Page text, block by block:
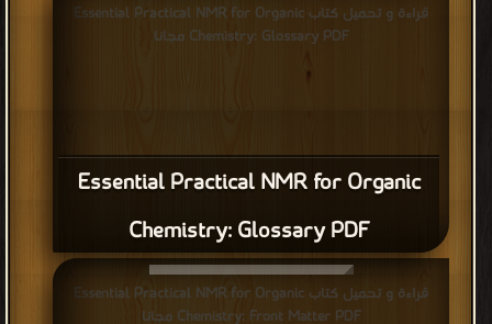
Essential Practical NMR for Organic
Chemistry: Glossary PDF
قراءة و تحميل كتاب Essential Practical NMR for Organic
Chemistry: Glossary PDF مجانا
قراءة و تحميل كتاب Essential Practical NMR for Organic
Chemistry: Front Matter PDF مجانا